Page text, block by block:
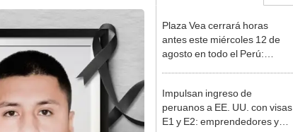
Plaza Vea cerrará horas
antes este miércoles 12 de
agosto en todo el Perú:
Impulsan ingreso de
peruanos a EE. UU. con visas
E1 y E2: emprendedores y